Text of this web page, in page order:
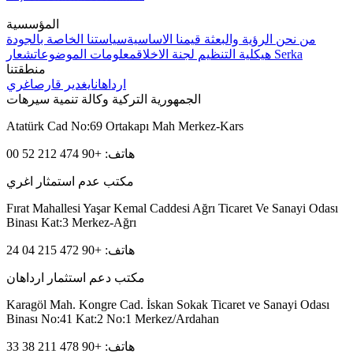
المؤسسية
من نحن الرؤية والبعثة قيمنا الاساسيةسياستنا الخاصة بالجودة
هيكلية التنظيم لجنة الاخلاقمعلومات الموضوعات
شعار Serka
منطقتنا
ارداهانايغدير قارصاغري
الجمهورية التركية وكالة تنمية سيرهات
Atatürk Cad No:69 Ortakapı Mah Merkez-Kars
هاتف: +90 474 212 52 00
مكتب عدم استمثار اغري
Fırat Mahallesi Yaşar Kemal Caddesi Ağrı Ticaret Ve Sanayi Odası
Binası Kat:3 Merkez-Ağrı
هاتف: +90 472 215 04 24
مكتب دعم استثمار ارداهان
Karagöl Mah. Kongre Cad. İskan Sokak Ticaret ve Sanayi Odası
Binası No:41 Kat:2 No:1 Merkez/Ardahan
هاتف: +90 478 211 38 33